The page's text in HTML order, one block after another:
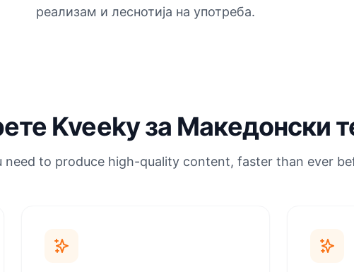
реализам и леснотија на употреба.
Kveeky за Македонски
need to produce high-quality content, faster than ever